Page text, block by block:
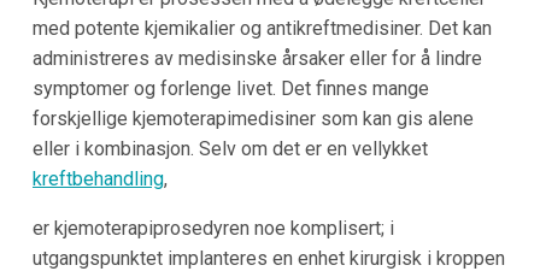
med potente kjemikalier og antikreftmedisiner. Det kan
administreres av medisinske årsaker eller for å lindre
symptomer og forlenge livet. Det finnes mange
forskjellige kjemoterapimedisiner som kan gis alene
eller i kombinasjon. Selv om det er en vellykket
kreftbehandling,
er kjemoterapiprosedyren noe komplisert; i
utgangspunktet implanteres en enhet kirurgisk i kroppen